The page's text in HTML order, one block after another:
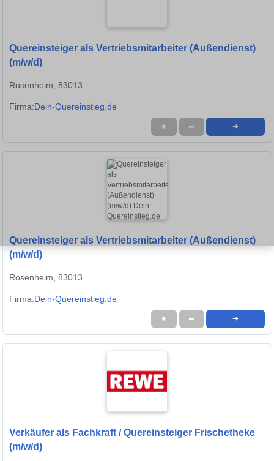
Quereinsteiger als Vertriebsmitarbeiter (Außendienst)
(m/w/d)
Rosenheim, 83013
Firma:Dein-Quereinstieg.de
★ ➦ ➜
Quereinsteiger als Vertriebsmitarbeiter (Außendienst)
(m/w/d)
Rosenheim, 83013
Firma:Dein-Quereinstieg.de
★ ➦ ➜
Verkäufer als Fachkraft / Quereinsteiger Frischetheke
(m/w/d)